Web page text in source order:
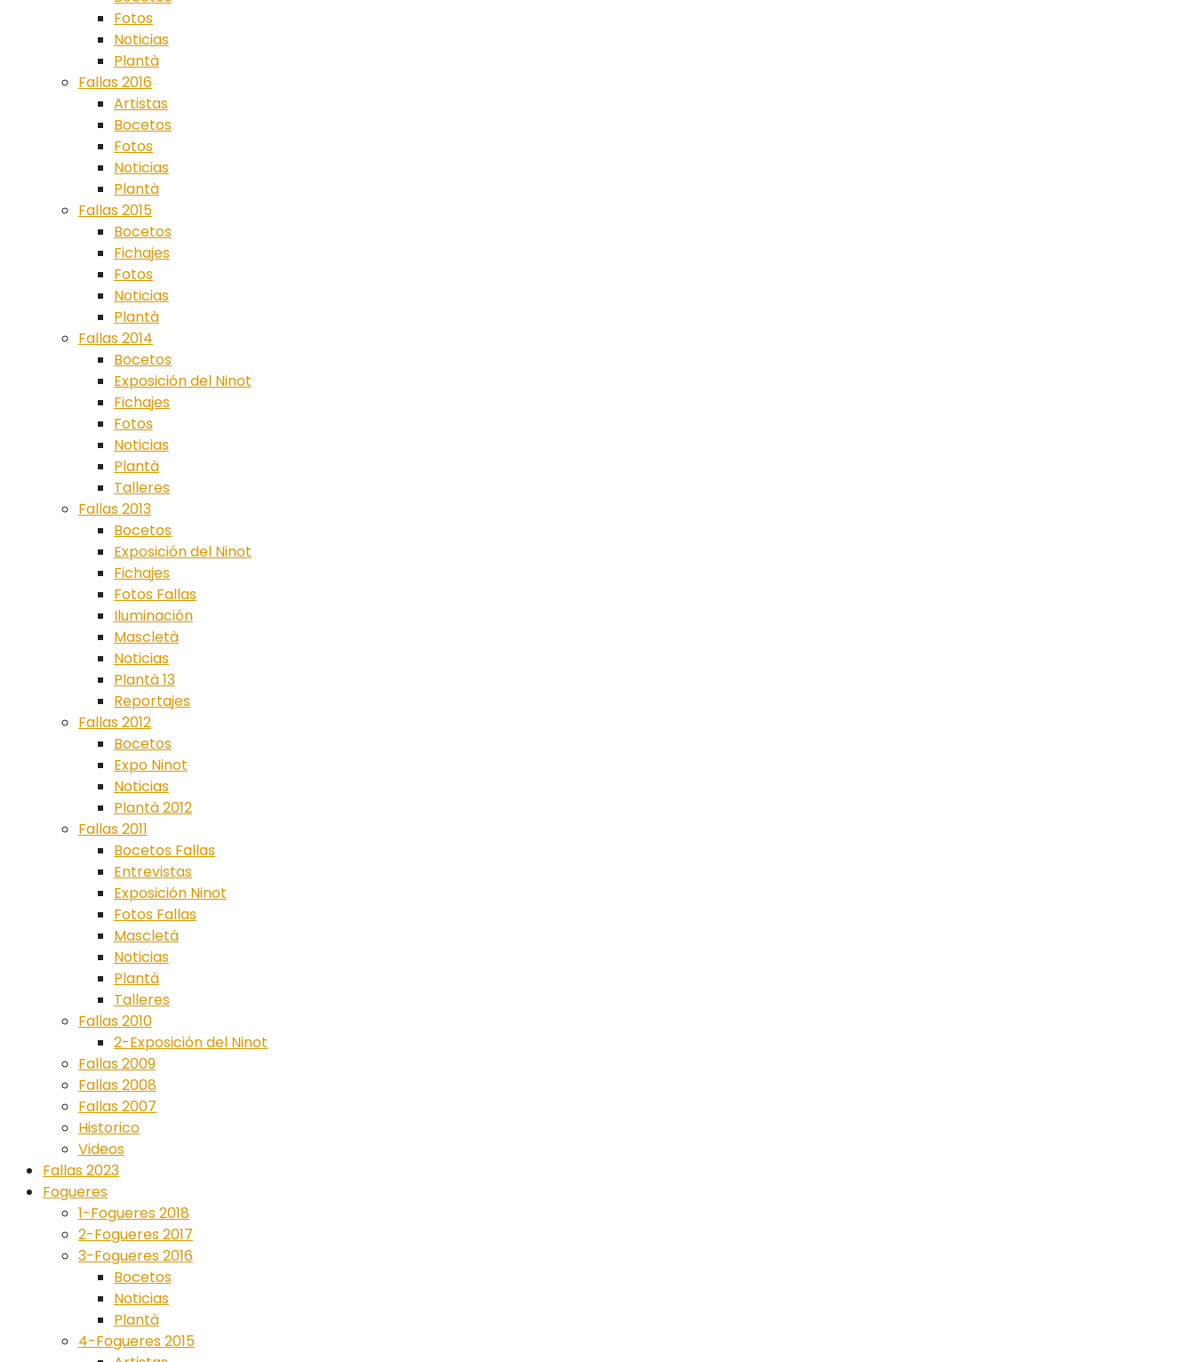
Fotos
Noticias
Plantà
Fallas 2016
Artistas
Bocetos
Fotos
Noticias
Plantà
Fallas 2015
Bocetos
Fichajes
Fotos
Noticias
Plantà
Fallas 2014
Bocetos
Exposición del Ninot
Fichajes
Fotos
Noticias
Plantà
Talleres
Fallas 2013
Bocetos
Exposición del Ninot
Fichajes
Fotos Fallas
Iluminación
Mascletà
Noticias
Plantà 13
Reportajes
Fallas 2012
Bocetos
Expo Ninot
Noticias
Plantà 2012
Fallas 2011
Bocetos Fallas
Entrevistas
Exposición Ninot
Fotos Fallas
Mascletá
Noticias
Plantà
Talleres
Fallas 2010
2-Exposición del Ninot
Fallas 2009
Fallas 2008
Fallas 2007
Historico
Videos
Fallas 2023
Fogueres
1-Fogueres 2018
2-Fogueres 2017
3-Fogueres 2016
Bocetos
Noticias
Plantà
4-Fogueres 2015